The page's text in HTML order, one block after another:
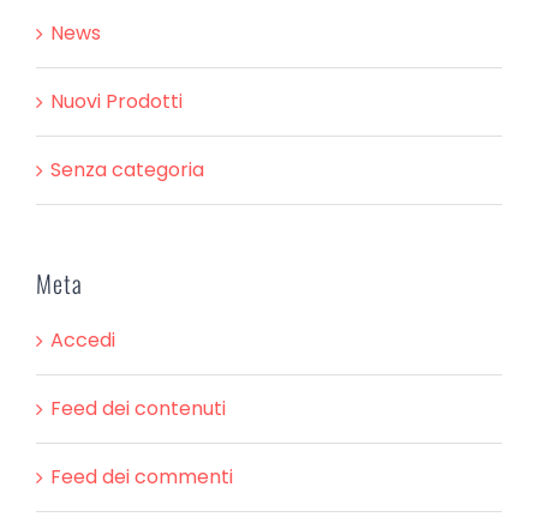
News
Nuovi Prodotti
Senza categoria
Meta
Accedi
Feed dei contenuti
Feed dei commenti